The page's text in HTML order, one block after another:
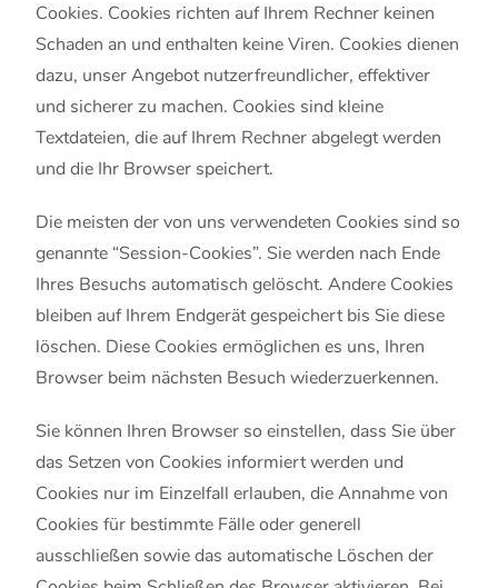
Cookies. Cookies richten auf Ihrem Rechner keinen
Schaden an und enthalten keine Viren. Cookies dienen
dazu, unser Angebot nutzerfreundlicher, effektiver
und sicherer zu machen. Cookies sind kleine
Textdateien, die auf Ihrem Rechner abgelegt werden
und die Ihr Browser speichert.
Die meisten der von uns verwendeten Cookies sind so
genannte “Session-Cookies”. Sie werden nach Ende
Ihres Besuchs automatisch gelöscht. Andere Cookies
bleiben auf Ihrem Endgerät gespeichert bis Sie diese
löschen. Diese Cookies ermöglichen es uns, Ihren
Browser beim nächsten Besuch wiederzuerkennen.
Sie können Ihren Browser so einstellen, dass Sie über
das Setzen von Cookies informiert werden und
Cookies nur im Einzelfall erlauben, die Annahme von
Cookies für bestimmte Fälle oder generell
ausschließen sowie das automatische Löschen der